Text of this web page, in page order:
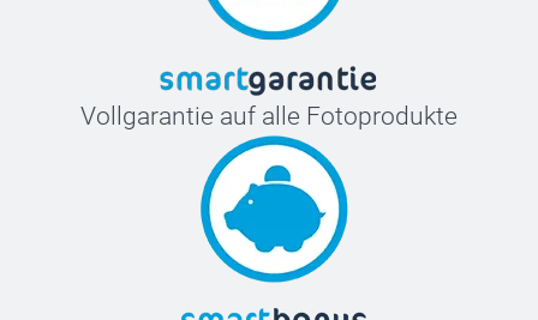
Vollgarantie auf alle Fotoprodukte